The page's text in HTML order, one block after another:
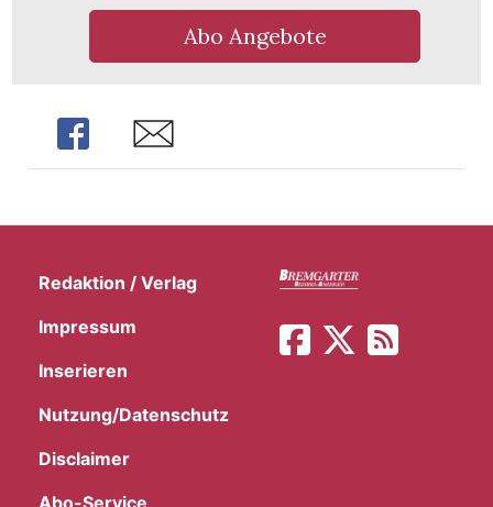
Abo Angebote
Share Share
Redaktion / Verlag
Impressum
Inserieren
Nutzung/Datenschutz
Disclaimer
Abo-Service